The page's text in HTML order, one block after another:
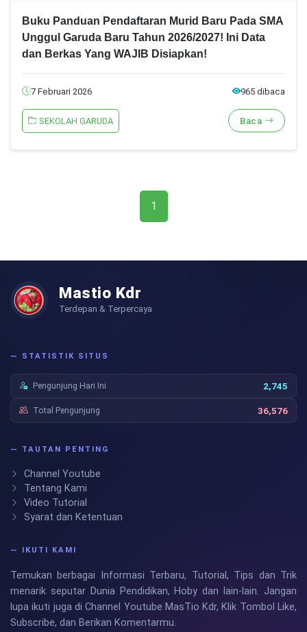
Buku Panduan Pendaftaran Murid Baru Pada SMA
Unggul Garuda Baru Tahun 2026/2027! Ini Data
dan Berkas Yang WAJIB Disiapkan!
7 Februari 2026 965 dibaca
SEKOLAH GARUDA Baca
1
Mastio Kdr
Terdepan & Terpercaya
— STATISTIK SITUS
Pengunjung Hari Ini 2,745
Total Pengunjung 36,576
— TAUTAN PENTING
Channel Youtube
Tentang Kami
Video Tutorial
Syarat dan Ketentuan
— IKUTI KAMI
Temukan berbagai Informasi Terbaru, Tutorial, Tips dan Trik
menarik seputar Dunia Pendidikan, Hoby dan lain-lain. Jangan
lupa ikuti juga di Channel Youtube MasTio Kdr, Klik Tombol Like,
Subscribe, dan Berikan Komentarmu.